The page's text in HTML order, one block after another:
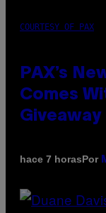
COURTESY OF PAX
PAX’s
Comes
Giveaway
hace 7 horasPor